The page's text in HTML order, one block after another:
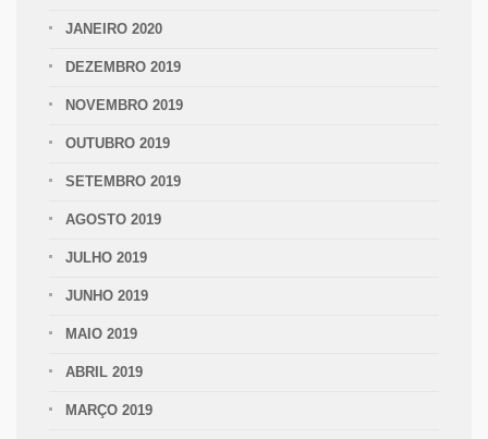
JANEIRO 2020
DEZEMBRO 2019
NOVEMBRO 2019
OUTUBRO 2019
SETEMBRO 2019
AGOSTO 2019
JULHO 2019
JUNHO 2019
MAIO 2019
ABRIL 2019
MARÇO 2019